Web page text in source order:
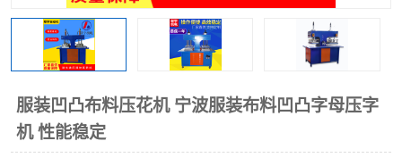
服装凹凸布料压花机 宁波服装布料凹凸字母压字
机 性能稳定